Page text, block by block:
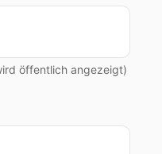
öffentlich angezeigt)